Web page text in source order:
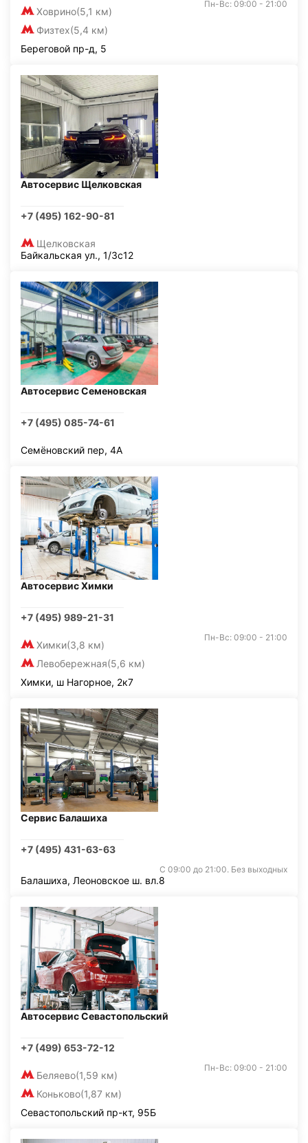
Ховрино(5,1 км)
Физтех(5,4 км)
Пн-Вс: 09:00 - 21:00
Береговой пр-д, 5
Автосервис Щелковская
+7 (495) 162-90-81
Щелковская
Байкальская ул., 1/3с12
Автосервис Семеновская
+7 (495) 085-74-61
Семёновский пер, 4А
Автосервис Химки
+7 (495) 989-21-31
Химки(3,8 км)
Левобережная(5,6 км)
Пн-Вс: 09:00 - 21:00
Химки, ш Нагорное, 2к7
Сервис Балашиха
+7 (495) 431-63-63
С 09:00 до 21:00. Без выходных
Балашиха, Леоновское ш. вл.8
Автосервис Севастопольский
+7 (499) 653-72-12
Беляево(1,59 км)
Коньково(1,87 км)
Пн-Вс: 09:00 - 21:00
Севастопольский пр-кт, 95Б